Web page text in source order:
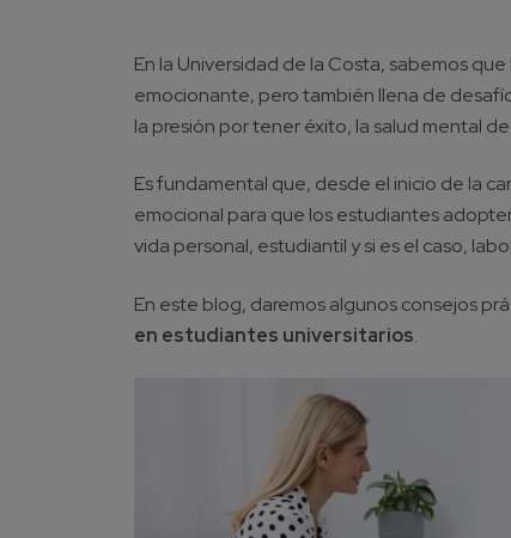
En la Universidad de la Costa, sabemos
emocionante, pero también llena de
la presión por tener éxito, la salud mental
Es fundamental que, desde el inicio de la
emocional para que los estudiantes
vida personal, estudiantil y si es el caso,
En este blog, daremos algunos consejos
en estudiantes universitarios.